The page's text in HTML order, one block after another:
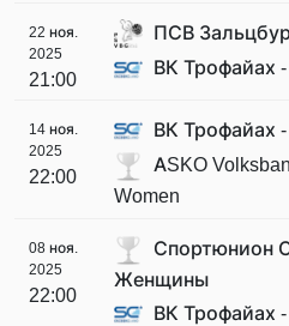
22 ноя.
2025
21:00
ПСВ
ВК Трофайах
14 ноя.
2025
22:00
ВК Трофайах
ASKO
Women
08 ноя.
2025
22:00
Спортюнион
Женщины
ВК Трофайах